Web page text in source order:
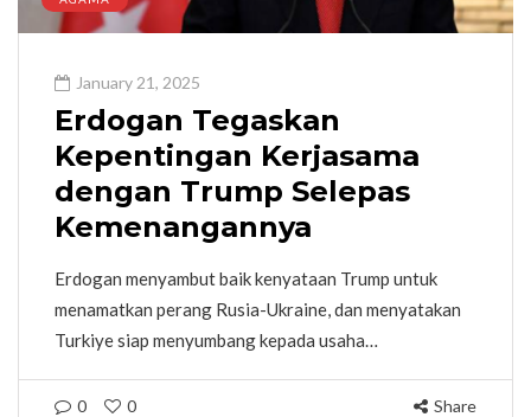
January 21, 2025
Erdogan Tegaskan
Kepentingan Kerjasama
dengan Trump Selepas
Kemenangannya
Erdogan menyambut baik kenyataan Trump untuk
menamatkan perang Rusia-Ukraine, dan menyatakan
Turkiye siap menyumbang kepada usaha…
0 0 Share